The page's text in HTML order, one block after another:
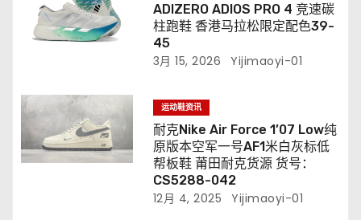
ADIZERO ADIOS PRO 4 竞速碳
柱跑鞋 香港马拉松限定配色39-
45
3月 15, 2026 Yijimaoyi-01
运动鞋资讯
耐克Nike Air Force 1’07 Low纯
原版本空军一号AF1米白灰标低
帮板鞋 莆田耐克货源 货号：
CS5288-042
12月 4, 2025 Yijimaoyi-01